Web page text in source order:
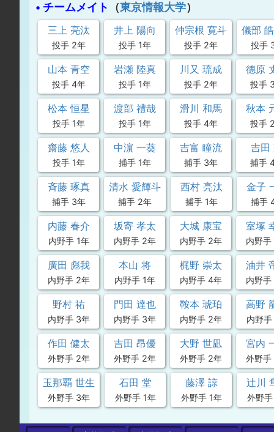
• チームメイト （東京情報大学）
三上 亮汰
投手 2年
井上 陽向
投手 1年
仲宗根 寛斗
投手 2年
儀部
投手
山本 青空
投手 4年
岩瀬 陸真
投手 1年
川又 琉成
投手 2年
德原
投手
松本 恒星
投手 1年
渡部 禮哉
投手 1年
滑川 和馬
投手 4年
秋本
投手
齋藤 悠人
投手 1年
中濵 一葵
捕手 1年
吉富 瞳流
捕手 3年
吉田
捕手
斉藤 琢真
捕手 3年
清水 愛輝斗
捕手 2年
西村 亮汰
捕手 1年
金子
捕手
内藤 春介
内野手 1年
坂寄 孝太
内野手 2年
大城 康宝
内野手 2年
室塚
内野手
廣田 彪我
内野手 2年
本山 将
内野手 1年
梶野 崇太
内野手 4年
油井
内野手
野村 祐
内野手 3年
門田 達也
内野手 3年
鞍本 琥珀
内野手 2年
高野
内野手
作田 健太
外野手 2年
吉田 昂優
外野手 2年
大野 世凪
外野手 2年
宮内
外野手
玉那覇 世生
外野手 3年
石田 堂
外野手 1年
藤澤 諒
外野手 1年
辻川
外野